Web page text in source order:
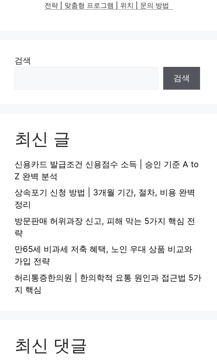
전략 | 맞춤형 프로그램 | 위치 | 문의 방법
검색
검색
최신 글
신용카드 발급조건 신용점수 소득 | 승인 기준 A to
Z 완벽 분석
상속포기 신청 방법 | 3개월 기간, 절차, 비용 완벽
정리
방문판매 허위과장 신고, 피해 막는 5가지 핵심 전
략
만65세 비과세 저축 혜택, 노인 우대 상품 비교와
가입 전략
허리통증한의원 | 한의학적 요통 원인과 접근법 5가
지 핵심
최신 댓글